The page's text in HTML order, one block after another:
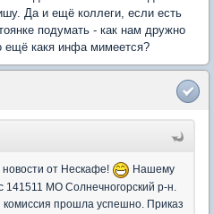
Да и ещё коллеги, если есть
подумать - как нам дружно
ещё какя инфа мимеется?
от Нескафе!
Нашему
141511 МО Солнечногорский р-н.
прошла успешно. Приказ